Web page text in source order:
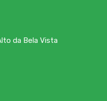
da Bela Vista